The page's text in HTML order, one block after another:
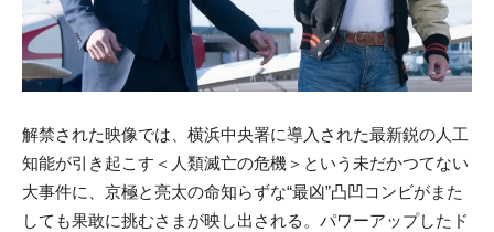
解禁された映像では、横浜中央署に導入された最新鋭の人工
知能が引き起こす＜人類滅亡の危機＞という未だかつてない
大事件に、京極と亮太の命知らずな“最凶”凸凹コンビがまた
しても果敢に挑むさまが映し出される。パワーアップしたド